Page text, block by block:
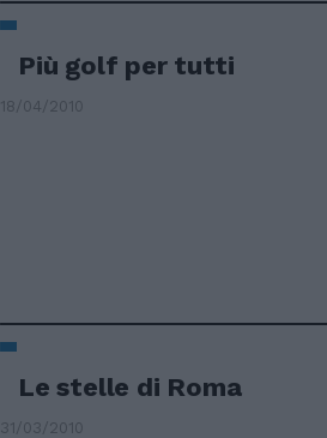
Più golf per tutti
18/04/2010
Le stelle di Roma
31/03/2010